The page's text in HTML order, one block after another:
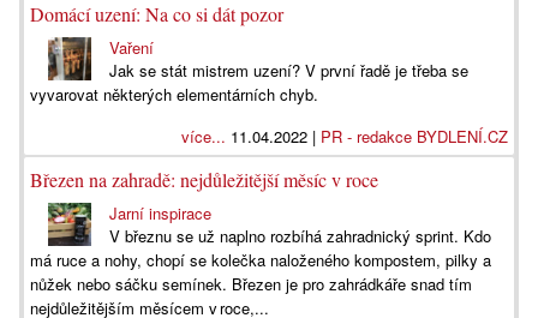
Domácí uzení: Na co si dát pozor
Vaření
Jak se stát mistrem uzení? V první řadě je třeba se
vyvarovat některých elementárních chyb.
více... 11.04.2022 | PR - redakce BYDLENÍ.CZ
Březen na zahradě: nejdůležitější měsíc v roce
Jarní inspirace
V březnu se už naplno rozbíhá zahradnický sprint. Kdo
má ruce a nohy, chopí se kolečka naloženého kompostem, pilky a
nůžek nebo sáčku semínek. Březen je pro zahrádkáře snad tím
nejdůležitějším měsícem v roce,...